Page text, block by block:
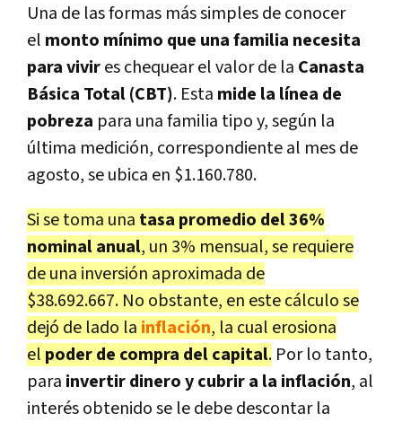
Una de las formas más simples de conocer
el monto mínimo que una familia necesita
para vivires chequear el valor de la Canasta
Básica Total (CBT). Esta mide la línea de
pobreza para una familia tipo y, según la
última medición, correspondiente al mes de
agosto, se ubica en $1.160.780.
Si se toma una tasa promedio del 36%
nominal anual, un 3% mensual, se requiere
de una inversión aproximada de
$38.692.667. No obstante, en este cálculo se
dejó de lado la inflación, la cual erosiona
el poder de compra del capital. Por lo tanto,
para invertir dinero y cubrir a la inflación, al
interés obtenido se le debe descontar la